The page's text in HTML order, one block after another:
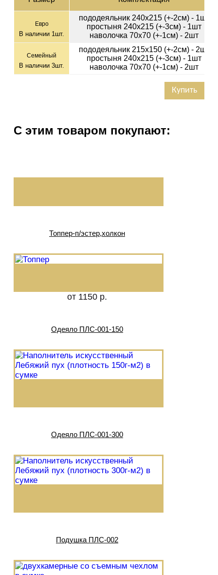
Евро
В наличии 1шт.
пододеяльник 240х215 (+-2см) - 1шт
простыня 240х215 (+-3см) - 1шт
наволочка 70х70 (+-1см) - 2шт
Семейный
В наличии 3шт.
пододеяльник 215х150 (+-2см) - 2шт
простыня 240х215 (+-3см) - 1шт
наволочка 70х70 (+-1см) - 2шт
Купить
С этим товаром покупают:
Топпер-п/эстер,холкон
от 1150 р.
Одеяло ПЛС-001-150
Одеяло ПЛС-001-300
Подушка ПЛС-002